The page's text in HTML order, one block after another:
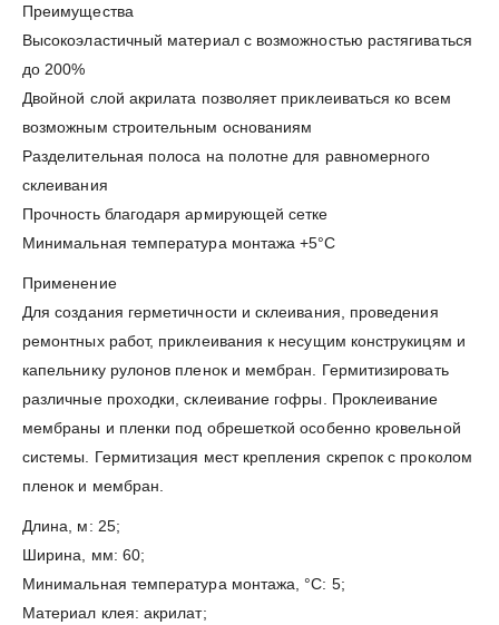
Преимущества
Высокоэластичный материал с возможностью растягиваться
до 200%
Двойной слой акрилата позволяет приклеиваться ко всем
возможным строительным основаниям
Разделительная полоса на полотне для равномерного
склеивания
Прочность благодаря армирующей сетке
Минимальная температура монтажа +5°C
Применение
Для создания герметичности и склеивания, проведения
ремонтных работ, приклеивания к несущим конструкицям и
капельнику рулонов пленок и мембран. Гермитизировать
различные проходки, склеивание гофры. Проклеивание
мембраны и пленки под обрешеткой особенно кровельной
системы. Гермитизация мест крепления скрепок с проколом
пленок и мембран.
Длина, м: 25;
Ширина, мм: 60;
Минимальная температура монтажа, °С: 5;
Материал клея: акрилат;